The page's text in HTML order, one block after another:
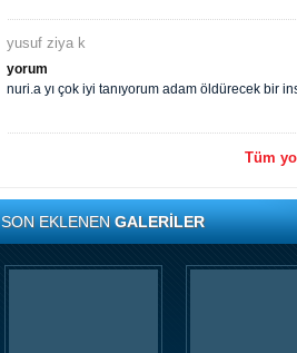
yusuf ziya k
yorum
nuri.a yı çok iyi tanıyorum adam öldürecek bir
Tüm
SON EKLENENGALERİLER